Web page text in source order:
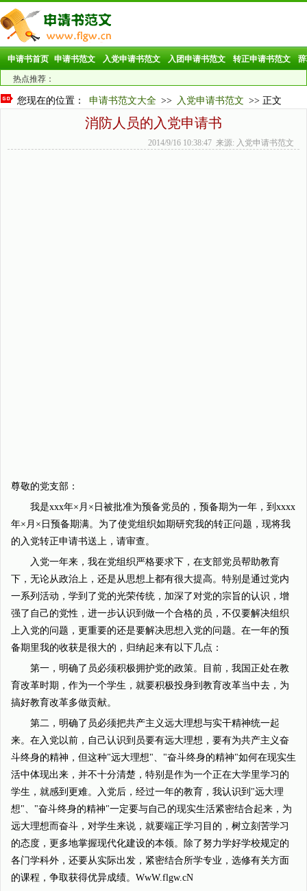
申请书首页 申请书范文 入党申请书范文 入团申请书范文 转正申请书范文
热点推荐：
您现在的位置： 申请书范文大全 >> 入党申请书范文 >> 正文
消防人员的入党申请书
2014/9/16 10:38:47 来源: 入党申请书范文
尊敬的党支部：
我是xxx年×月×日被批准为预备党员的，预备期为一年，到xxxx
年×月×日预备期满。为了使党组织如期研究我的转正问题，现将我
的入党转正申请书送上，请审查。
入党一年来，我在党组织严格要求下，在支部党员帮助教育
下，无论从政治上，还是从思想上都有很大提高。特别是通过党内
一系列活动，学到了党的光荣传统，加深了对党的宗旨的认识，增
强了自己的党性，进一步认识到做一个合格的员，不仅要解决组织
上入党的问题，更重要的还是要解决思想入党的问题。在一年的预
备期里我的收获是很大的，归纳起来有以下几点：
第一，明确了员必须积极拥护党的政策。目前，我国正处在教
育改革时期，作为一个学生，就要积极投身到教育改革当中去，为
搞好教育改革多做贡献。
第二，明确了员必须把共产主义远大理想与实干精神统一起
来。在入党以前，自己认识到员要有远大理想，要有为共产主义奋
斗终身的精神，但这种"远大理想"、"奋斗终身的精神"如何在现实生
活中体现出来，并不十分清楚，特别是作为一个正在大学里学习的
学生，就感到更难。入党后，经过一年的教育，我认识到"远大理
想"、"奋斗终身的精神"一定要与自己的现实生活紧密结合起来，为
远大理想而奋斗，对学生来说，就要端正学习目的，树立刻苦学习
的态度，更多地掌握现代化建设的本领。除了努力学好学校规定的
各门学科外，还要从实际出发，紧密结合所学专业，选修有关方面
的课程，争取获得优异成绩。WwW.flgw.cN